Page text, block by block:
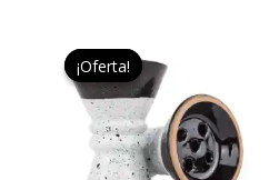
¡Oferta!
¡Oferta!
precio
original
era:
19,95 €.
actual
es:
15,00 €.